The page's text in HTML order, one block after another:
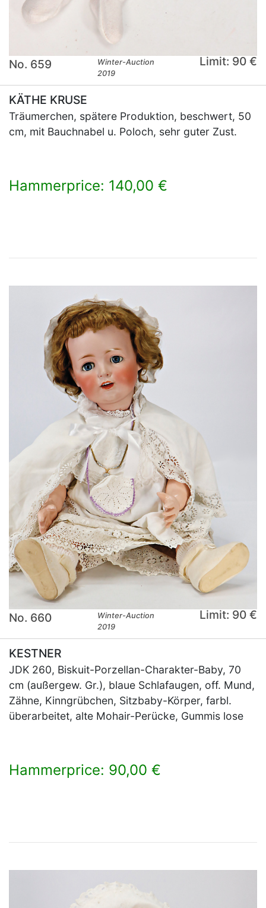
No. 659
Winter-Auction
2019
Limit: 90 €
KÄTHE KRUSE
Träumerchen, spätere Produktion, beschwert, 50
cm, mit Bauchnabel u. Poloch, sehr guter Zust.
Hammerprice: 140,00 €
No. 660
Winter-Auction
2019
Limit: 90 €
KESTNER
JDK 260, Biskuit-Porzellan-Charakter-Baby, 70
cm (außergew. Gr.), blaue Schlafaugen, off. Mund,
Zähne, Kinngrübchen, Sitzbaby-Körper, farbl.
überarbeitet, alte Mohair-Perücke, Gummis lose
Hammerprice: 90,00 €